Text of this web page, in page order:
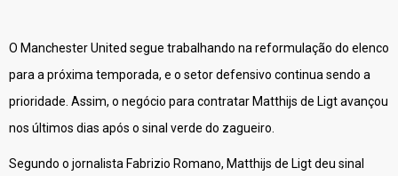
O Manchester United segue trabalhando na reformulação do elenco
para a próxima temporada, e o setor defensivo continua sendo a
prioridade. Assim, o negócio para contratar Matthijs de Ligt avançou
nos últimos dias após o sinal verde do zagueiro.
Segundo o jornalista Fabrizio Romano, Matthijs de Ligt deu sinal